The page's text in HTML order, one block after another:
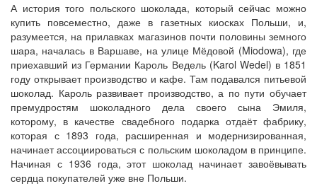
А история того польского шоколада, который сейчас можно
купить повсеместно, даже в газетных киосках Польши, и,
разумеется, на прилавках магазинов почти половины земного
шара, началась в Варшаве, на улице Мёдовой (Miodowa), где
приехавший из Германии Кароль Ведель (Karol Wedel) в 1851
году открывает производство и кафе. Там подавался питьевой
шоколад. Кароль развивает производство, а по пути обучает
премудростям шоколадного дела своего сына Эмиля,
которому, в качестве свадебного подарка отдаёт фабрику,
которая с 1893 года, расширенная и модернизированная,
начинает ассоциироваться с польским шоколадом в принципе.
Начиная с 1936 года, этот шоколад начинает завоёвывать
сердца покупателей уже вне Польши.